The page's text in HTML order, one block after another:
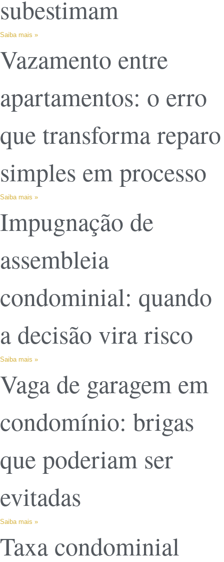
subestimam
Saiba mais »
Vazamento entre
apartamentos: o erro
que transforma reparo
simples em processo
Saiba mais »
Impugnação de
assembleia
condominial: quando
a decisão vira risco
Saiba mais »
Vaga de garagem em
condomínio: brigas
que poderiam ser
evitadas
Saiba mais »
Taxa condominial